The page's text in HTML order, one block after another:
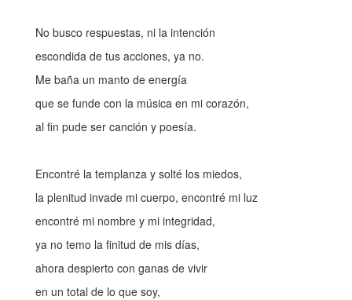
No busco respuestas, ni la intención
escondida de tus acciones, ya no.
Me baña un manto de energía
que se funde con la música en mi corazón,
al fin pude ser canción y poesía.
Encontré la templanza y solté los miedos,
la plenitud invade mi cuerpo, encontré mi luz
encontré mi nombre y mi integridad,
ya no temo la finitud de mis días,
ahora despierto con ganas de vivir
en un total de lo que soy,